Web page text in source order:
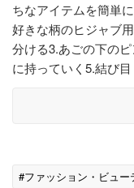
ちなアイテムを簡単
好きな柄のヒジャブ
分ける3.あごの下の
に持っていく5.結び目
#ファッション・ビュー